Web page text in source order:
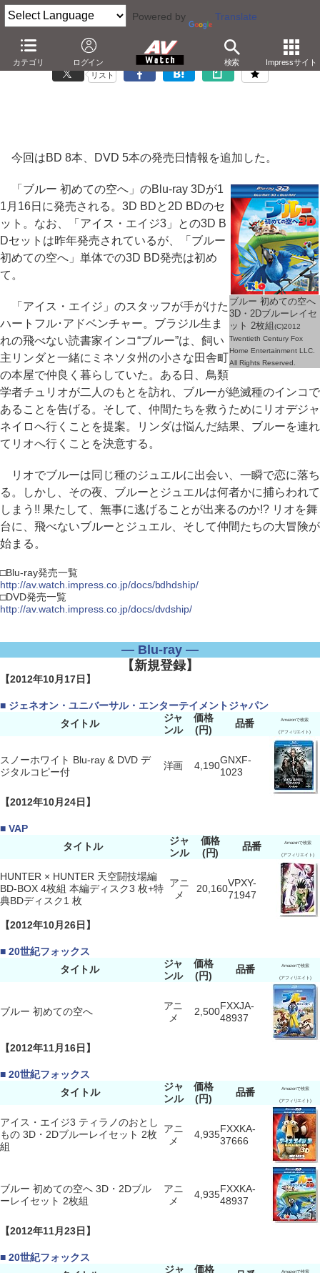
Powered by Translate
カテゴリ ログイン 検索 Impressサイト
「Blu-ray/DVD発売日一覧」8月20日の更新情報
リスト
今回はBD 8本、DVD 5本の発売日情報を追加した。
ブルー 初めての空へ
3D・2Dブルーレイセ
ット 2枚組(C)2012
Twentieth Century Fox
Home Entertainment LLC.
All Rights Reserved.
「ブルー 初めての空へ」のBlu-ray 3Dが1
1月16日に発売される。3D BDと2D BDのセ
ット。なお、「アイス・エイジ3」との3D B
Dセットは昨年発売されているが、「ブルー
初めての空へ」単体での3D BD発売は初め
て。
「アイス・エイジ」のスタッフが手がけた
ハートフル･アドベンチャー。ブラジル生ま
れの飛べない読書家インコ“ブルー”は、飼い
主リンダと一緒にミネソタ州の小さな田舎町
の本屋で仲良く暮らしていた。ある日、鳥類
学者チュリオが二人のもとを訪れ、ブルーが絶滅種のインコで
あることを告げる。そして、仲間たちを救うためにリオデジャ
ネイロへ行くことを提案。リンダは悩んだ結果、ブルーを連れ
てリオへ行くことを決意する。
リオでブルーは同じ種のジュエルに出会い、一瞬で恋に落ち
る。しかし、その夜、ブルーとジュエルは何者かに捕らわれて
しまう!! 果たして、無事に逃げることが出来るのか!? リオを舞
台に、飛べないブルーとジュエル、そして仲間たちの大冒険が
始まる。
□Blu-ray発売一覧
http://av.watch.impress.co.jp/docs/bdhdship/
□DVD発売一覧
http://av.watch.impress.co.jp/docs/dvdship/
― Blu-ray ―
【新規登録】
【2012年10月17日】
■ ジェネオン・ユニバーサル・エンターテイメントジャパン
タイトル
ジャ
ンル
価格
(円)
品番 Amazonで検索
(アフィリエイト)
スノーホワイト Blu-ray & DVD デ
ジタルコピー付
洋画 4,190GNXF-
1023
【2012年10月24日】
■ VAP
タイトル
ジャ
ンル
価格
(円)
品番 Amazonで検索
(アフィリエイト)
HUNTER × HUNTER 天空闘技場編
BD-BOX 4枚組 本編ディスク3 枚+特
典BDディスク1 枚
アニ
メ
20,160VPXY-
71947
【2012年10月26日】
■ 20世紀フォックス
タイトル
ジャ
ンル
価格
(円)
品番 Amazonで検索
(アフィリエイト)
ブルー 初めての空へ
アニ
メ
2,500FXXJA-
48937
【2012年11月16日】
■ 20世紀フォックス
タイトル
ジャ
ンル
価格
(円)
品番 Amazonで検索
(アフィリエイト)
アイス・エイジ3 ティラノのおとし
もの 3D・2Dブルーレイセット 2枚
組
アニ
メ
4,935FXXKA-
37666
ブルー 初めての空へ 3D・2Dブル
ーレイセット 2枚組
アニ
メ
4,935FXXKA-
48937
【2012年11月23日】
■ 20世紀フォックス
ジャ
価格
Amazonで検索